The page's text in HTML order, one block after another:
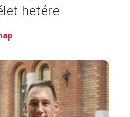
hetére